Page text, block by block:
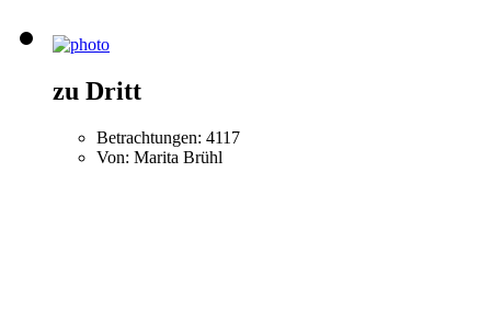
zu Dritt
Betrachtungen: 4117
Von: Marita Brühl